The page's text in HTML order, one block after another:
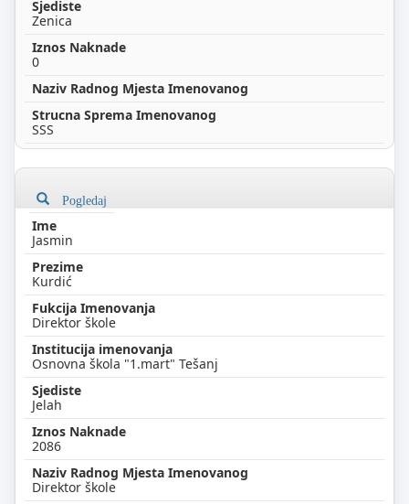
Zenica
0
SSS
Pogledaj
Jasmin
Kurdić
Direktor škole
Osnovna škola "1.mart" Tešanj
Jelah
2086
Direktor škole